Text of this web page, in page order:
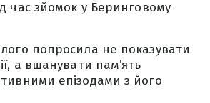
час зйомок у Беринговому
попросила не показувати
а вшанувати пам’ять
епізодами з його